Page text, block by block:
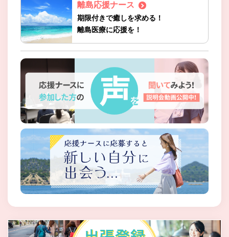
離島応援ナース
期限付きで癒しを求める！
離島医療に応援を！